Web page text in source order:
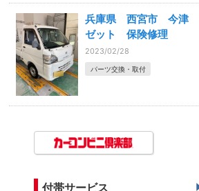
兵庫県 西宮市 今津
ゼット 保険修理
2023/02/28
パーツ交換・取付
付帯サービス